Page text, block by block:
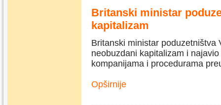
Britanski ministar
kapitalizam
Britanski ministar poduzetništva
neobuzdani kapitalizam i
kompanijama i procedurama
Opširnije